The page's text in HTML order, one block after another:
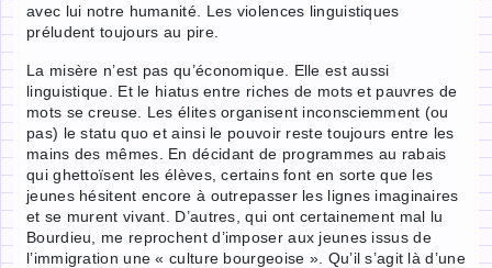
avec lui notre humanité. Les violences linguistiques
préludent toujours au pire.
La misère n’est pas qu’économique. Elle est aussi
linguistique. Et le hiatus entre riches de mots et pauvres de
mots se creuse. Les élites organisent inconsciemment (ou
pas) le statu quo et ainsi le pouvoir reste toujours entre les
mains des mêmes. En décidant de programmes au rabais
qui ghettoïsent les élèves, certains font en sorte que les
jeunes hésitent encore à outrepasser les lignes imaginaires
et se murent vivant. D’autres, qui ont certainement mal lu
Bourdieu, me reprochent d’imposer aux jeunes issus de
l’immigration une « culture bourgeoise ». Qu’il s’agit là d’une